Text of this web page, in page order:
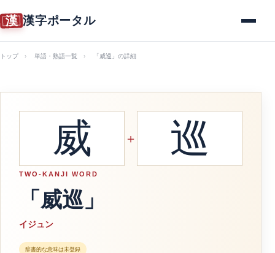
漢 漢字ポータル
トップ 単語・熟語一覧 「威巡」の詳細
威 ＋ 巡
TWO-KANJI WORD
「威巡」
イジュン
辞書的な意味は未登録